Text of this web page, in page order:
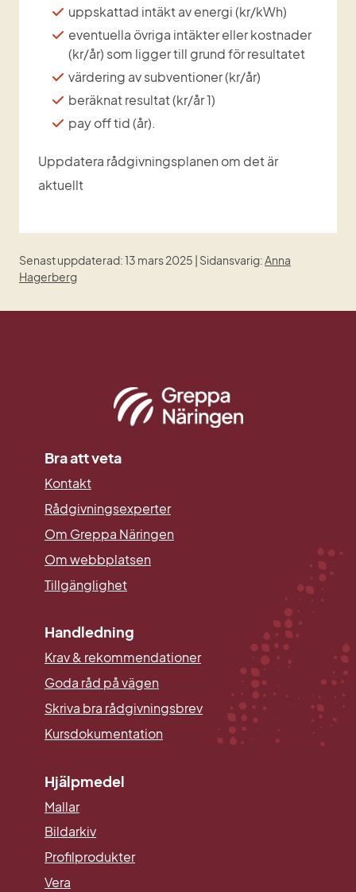
uppskattad intäkt av energi (kr/kWh)
eventuella övriga intäkter eller kostnader
(kr/år) som ligger till grund för resultatet
värdering av subventioner (kr/år)
beräknat resultat (kr/år 1)
pay off tid (år).
Uppdatera rådgivningsplanen om det är
aktuellt
Senast uppdaterad: 13 mars 2025 | Sidansvarig:Anna
Hagerberg
Bra att veta
Kontakt
Rådgivningsexperter
Om Greppa Näringen
Om webbplatsen
Tillgänglighet
Handledning
Krav & rekommendationer
Goda råd på vägen
Skriva bra rådgivningsbrev
Kursdokumentation
Hjälpmedel
Mallar
BildarkivLänk till annan webbplats.
Profilprodukter
Vera